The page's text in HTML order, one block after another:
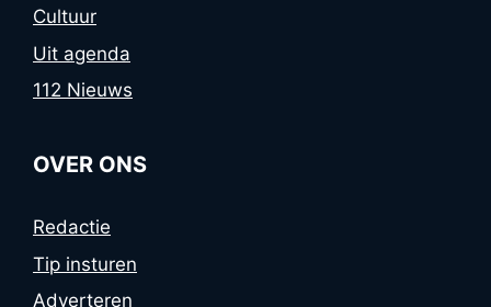
Cultuur
Uit agenda
112 Nieuws
OVER ONS
Redactie
Tip insturen
Adverteren